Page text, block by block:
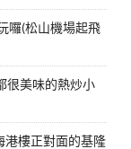
囉(松山機場起飛
很美味的熱炒小
港樓正對面的基隆